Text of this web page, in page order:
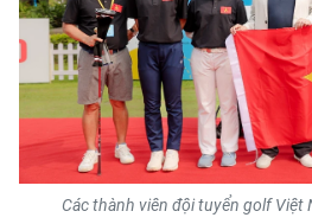
Chuyên trang Hà Nội
Chuyên trang TP. Hồ Chí Minh
CHUYÊN ĐỀ
CÁC CHUYÊN TRANG
Các thành viên đội tuyển golf Việt